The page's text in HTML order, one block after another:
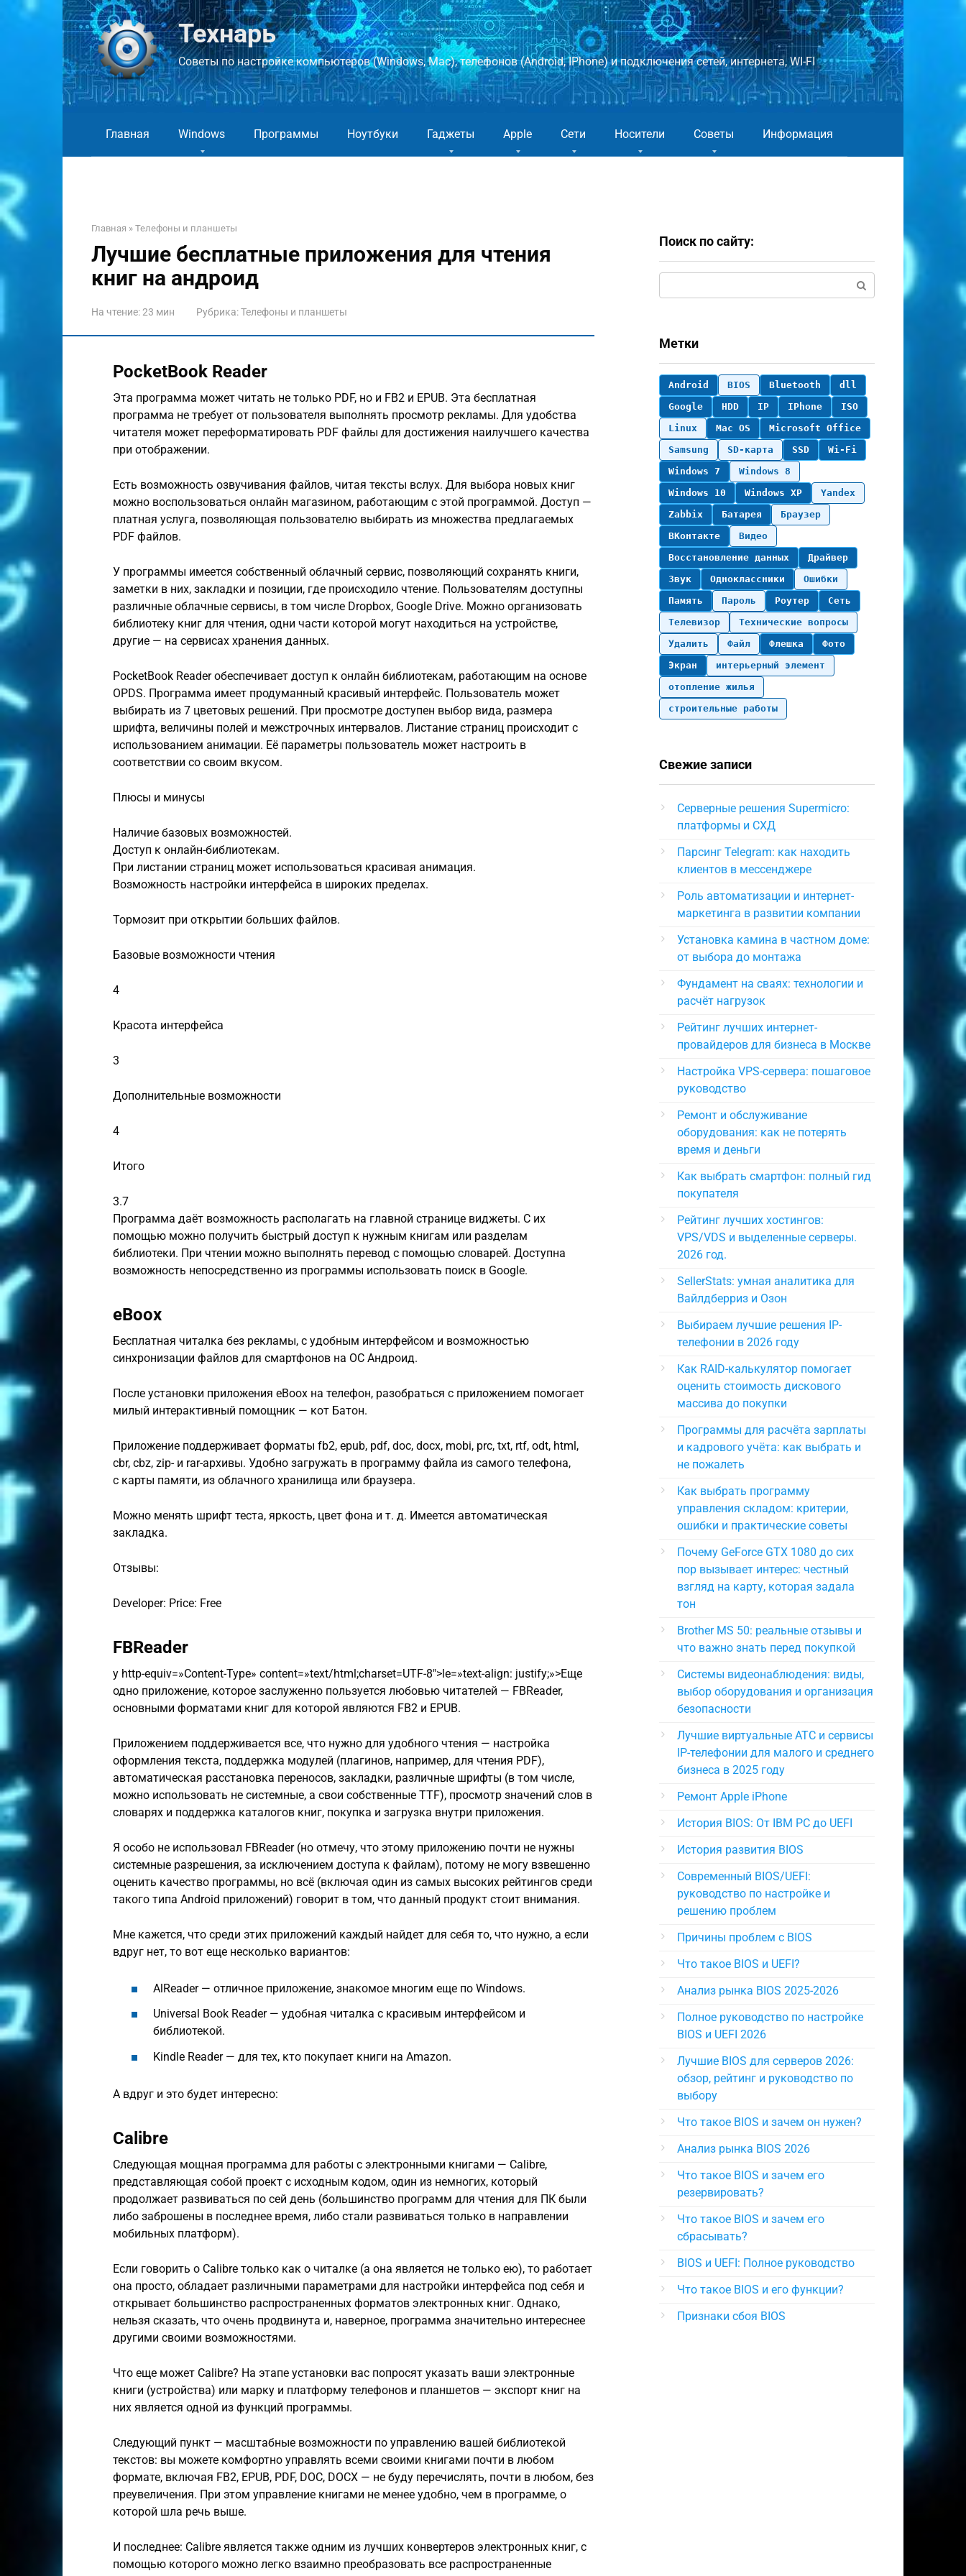
Перейти
Технарь
Советы по настройке компьютеров (Windows, Mac), телефонов (Android, IPhone) и подключения сетей, интернета, WI-FI
Главная Windows Программы Ноутбуки Гаджеты Apple Сети Носители Советы Информация
Главная » Телефоны и планшеты
Лучшие бесплатные приложения для чтения
книг на андроид
На чтение:23 мин Рубрика:Телефоны и планшеты
PocketBook Reader
Эта программа может читать не только PDF, но и FB2 и EPUB. Эта бесплатная
программа не требует от пользователя выполнять просмотр рекламы. Для удобства
читателя может переформатировать PDF файлы для достижения наилучшего качества
при отображении.
Есть возможность озвучивания файлов, читая тексты вслух. Для выбора новых книг
можно воспользоваться онлайн магазином, работающим с этой программой. Доступ —
платная услуга, позволяющая пользователю выбирать из множества предлагаемых
PDF файлов.
У программы имеется собственный облачный сервис, позволяющий сохранять книги,
заметки в них, закладки и позиции, где происходило чтение. Пользователям доступны
различные облачные сервисы, в том числе Dropbox, Google Drive. Можно организовать
библиотеку книг для чтения, одни части которой могут находиться на устройстве,
другие — на сервисах хранения данных.
PocketBook Reader обеспечивает доступ к онлайн библиотекам, работающим на основе
OPDS. Программа имеет продуманный красивый интерфейс. Пользователь может
выбирать из 7 цветовых решений. При просмотре доступен выбор вида, размера
шрифта, величины полей и межстрочных интервалов. Листание страниц происходит с
использованием анимации. Её параметры пользователь может настроить в
соответствии со своим вкусом.
Плюсы и минусы
Наличие базовых возможностей.
Доступ к онлайн-библиотекам.
При листании страниц может использоваться красивая анимация.
Возможность настройки интерфейса в широких пределах.
Тормозит при открытии больших файлов.
Базовые возможности чтения
4
Красота интерфейса
3
Дополнительные возможности
4
Итого
3.7
Программа даёт возможность располагать на главной странице виджеты. С их
помощью можно получить быстрый доступ к нужным книгам или разделам
библиотеки. При чтении можно выполнять перевод с помощью словарей. Доступна
возможность непосредственно из программы использовать поиск в Google.
eBoox
Бесплатная читалка без рекламы, с удобным интерфейсом и возможностью
синхронизации файлов для смартфонов на ОС Андроид.
После установки приложения eBoox на телефон, разобраться с приложением помогает
милый интерактивный помощник — кот Батон.
Приложение поддерживает форматы fb2, epub, pdf, doc, docx, mobi, prc, txt, rtf, odt, html,
cbr, cbz, zip- и rar-архивы. Удобно загружать в программу файла из самого телефона,
с карты памяти, из облачного хранилища или браузера.
Можно менять шрифт теста, яркость, цвет фона и т. д. Имеется автоматическая
закладка.
Отзывы:
Developer: Price: Free
FBReader
y http-equiv=»Content-Type» content=»text/html;charset=UTF-8″>le=»text-align: justify;»>Еще
одно приложение, которое заслуженно пользуется любовью читателей — FBReader,
основными форматами книг для которой являются FB2 и EPUB.
Приложением поддерживается все, что нужно для удобного чтения — настройка
оформления текста, поддержка модулей (плагинов, например, для чтения PDF),
автоматическая расстановка переносов, закладки, различные шрифты (в том числе,
можно использовать не системные, а свои собственные TTF), просмотр значений слов в
словарях и поддержка каталогов книг, покупка и загрузка внутри приложения.
Я особо не использовал FBReader (но отмечу, что этому приложению почти не нужны
системные разрешения, за исключением доступа к файлам), потому не могу взвешенно
оценить качество программы, но всё (включая один из самых высоких рейтингов среди
такого типа Android приложений) говорит в том, что данный продукт стоит внимания.
Мне кажется, что среди этих приложений каждый найдет для себя то, что нужно, а если
вдруг нет, то вот еще несколько вариантов:
AlReader — отличное приложение, знакомое многим еще по Windows.
Universal Book Reader — удобная читалка с красивым интерфейсом и
библиотекой.
Kindle Reader — для тех, кто покупает книги на Amazon.
А вдруг и это будет интересно:
Calibre
Следующая мощная программа для работы с электронными книгами — Calibre,
представляющая собой проект с исходным кодом, один из немногих, который
продолжает развиваться по сей день (большинство программ для чтения для ПК были
либо заброшены в последнее время, либо стали развиваться только в направлении
мобильных платформ).
Если говорить о Calibre только как о читалке (а она является не только ею), то работает
она просто, обладает различными параметрами для настройки интерфейса под себя и
открывает большинство распространенных форматов электронных книг. Однако,
нельзя сказать, что очень продвинута и, наверное, программа значительно интереснее
другими своими возможностями.
Что еще может Calibre? На этапе установки вас попросят указать ваши электронные
книги (устройства) или марку и платформу телефонов и планшетов — экспорт книг на
них является одной из функций программы.
Следующий пункт — масштабные возможности по управлению вашей библиотекой
текстов: вы можете комфортно управлять всеми своими книгами почти в любом
формате, включая FB2, EPUB, PDF, DOC, DOCX — не буду перечислять, почти в любом, без
преувеличения. При этом управление книгами не менее удобно, чем в программе, о
которой шла речь выше.
И последнее: Calibre является также одним из лучших конвертеров электронных книг, с
помощью которого можно легко взаимно преобразовать все распространенные
Поиск по сайту:
Метки
Android BIOS Bluetooth
dll
Google
HDD IP IPhone
ISO
Linux
Mac OS
Microsoft Office
Samsung
SD-карта SSD
Wi-Fi
Windows 7
Windows 8
Windows 10
Windows XP
Yandex
Zabbix
Батарея
Браузер
ВКонтакте
Видео
Восстановление данных
Драйвер
Звук
Одноклассники
Ошибки
Память
Пароль Роутер
Сеть
Телевизор
Технические вопросы
Удалить
Файл Флешка
Фото
Экран
интерьерный элемент
отопление жилья
строительные работы
Свежие записи
Серверные решения Supermicro:
платформы и СХД
Парсинг Telegram: как находить
клиентов в мессенджере
Роль автоматизации и интернет-
маркетинга в развитии компании
Установка камина в частном доме:
от выбора до монтажа
Фундамент на сваях: технологии и
расчёт нагрузок
Рейтинг лучших интернет-
провайдеров для бизнеса в Москве
Настройка VPS-сервера: пошаговое
руководство
Ремонт и обслуживание
оборудования: как не потерять
время и деньги
Как выбрать смартфон: полный гид
покупателя
Рейтинг лучших хостингов:
VPS/VDS и выделенные серверы.
2026 год.
SellerStats: умная аналитика для
Вайлдберриз и Озон
Выбираем лучшие решения IP-
телефонии в 2026 году
Как RAID-калькулятор помогает
оценить стоимость дискового
массива до покупки
Программы для расчёта зарплаты
и кадрового учёта: как выбрать и
не пожалеть
Как выбрать программу
управления складом: критерии,
ошибки и практические советы
Почему GeForce GTX 1080 до сих
пор вызывает интерес: честный
взгляд на карту, которая задала
тон
Brother MS 50: реальные отзывы и
что важно знать перед покупкой
Системы видеонаблюдения: виды,
выбор оборудования и организация
безопасности
Лучшие виртуальные АТС и сервисы
IP-телефонии для малого и среднего
бизнеса в 2025 году
Ремонт Apple iPhone
История BIOS: От IBM PC до UEFI
История развития BIOS
Современный BIOS/UEFI:
руководство по настройке и
решению проблем
Причины проблем с BIOS
Что такое BIOS и UEFI?
Анализ рынка BIOS 2025-2026
Полное руководство по настройке
BIOS и UEFI 2026
Лучшие BIOS для серверов 2026:
обзор, рейтинг и руководство по
выбору
Что такое BIOS и зачем он нужен?
Анализ рынка BIOS 2026
Что такое BIOS и зачем его
резервировать?
Что такое BIOS и зачем его
сбрасывать?
BIOS и UEFI: Полное руководство
Что такое BIOS и его функции?
Признаки сбоя BIOS